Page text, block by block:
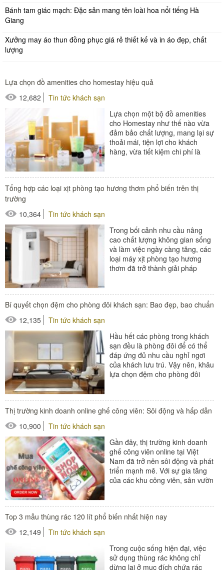
Bánh tam giác mạch: Đặc sản mang tên loài hoa nổi tiếng Hà
Giang
Xưởng may áo thun đồng phục giá rẻ thiết kế và in áo đẹp, chất
lượng
Lựa chọn đồ amenities cho homestay hiệu quả
12,682
Tin tức khách sạn
Lựa chọn một bộ đồ amenities
cho Homestay như thế nào vừa
đảm bảo chất lượng, mang lại sự
thoải mái, tiện lợi cho khách
hàng, vừa tiết kiệm chi phí là
Tổng hợp các loại xịt phòng tạo hương thơm phổ biến trên thị
trường
10,364
Tin tức khách sạn
Trong bối cảnh nhu cầu nâng
cao chất lượng không gian sống
và làm việc ngày càng tăng, các
loại máy xịt phòng tạo hương
thơm đã trở thành giải pháp
Bí quyết chọn đệm cho phòng đôi khách sạn: Bao đẹp, bao chuẩn
12,135
Tin tức khách sạn
Hầu hết các phòng trong khách
sạn đều là phòng đôi để có thể
đáp ứng đủ nhu cầu nghỉ ngơi
của khách lưu trú. Vậy nên, khâu
lựa chọn đệm cho phòng đôi
Thị trường kinh doanh online ghế công viên: Sôi động và hấp dẫn
10,900
Tin tức khách sạn
Gần đây, thị trường kinh doanh
ghế công viên online tại Việt
Nam đã trở nên sôi động và phát
triển mạnh mẽ. Với sự gia tăng
của các khu công viên, sân vườn
Top 3 mẫu thùng rác 120 lít phổ biến nhất hiện nay
12,149
Tin tức khách sạn
Trong cuộc sống hiện đại, việc
sử dụng thùng rác không chỉ
dừng lại ở mục đích chứa rác